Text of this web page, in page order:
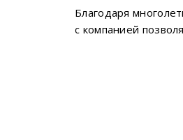
Благодаря
с компанией